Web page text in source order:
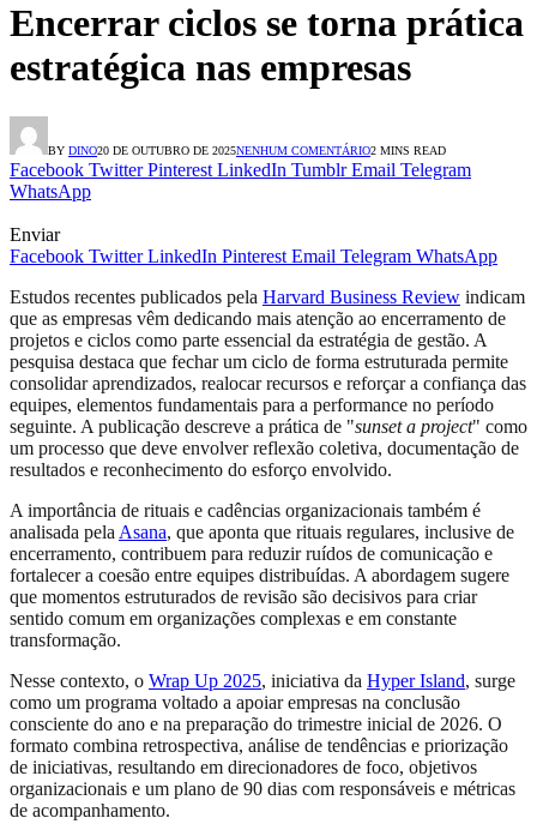
Encerrar ciclos se torna prática
estratégica nas empresas
BY DINO20 DE OUTUBRO DE 2025NENHUM COMENTÁRIO2 MINS READ
Facebook Twitter Pinterest LinkedIn Tumblr Email Telegram
WhatsApp
Enviar
Facebook Twitter LinkedIn Pinterest Email Telegram WhatsApp
Estudos recentes publicados pela Harvard Business Review indicam
que as empresas vêm dedicando mais atenção ao encerramento de
projetos e ciclos como parte essencial da estratégia de gestão. A
pesquisa destaca que fechar um ciclo de forma estruturada permite
consolidar aprendizados, realocar recursos e reforçar a confiança das
equipes, elementos fundamentais para a performance no período
seguinte. A publicação descreve a prática de "sunset a project" como
um processo que deve envolver reflexão coletiva, documentação de
resultados e reconhecimento do esforço envolvido.
A importância de rituais e cadências organizacionais também é
analisada pela Asana, que aponta que rituais regulares, inclusive de
encerramento, contribuem para reduzir ruídos de comunicação e
fortalecer a coesão entre equipes distribuídas. A abordagem sugere
que momentos estruturados de revisão são decisivos para criar
sentido comum em organizações complexas e em constante
transformação.
Nesse contexto, o Wrap Up 2025, iniciativa da Hyper Island, surge
como um programa voltado a apoiar empresas na conclusão
consciente do ano e na preparação do trimestre inicial de 2026. O
formato combina retrospectiva, análise de tendências e priorização
de iniciativas, resultando em direcionadores de foco, objetivos
organizacionais e um plano de 90 dias com responsáveis e métricas
de acompanhamento.